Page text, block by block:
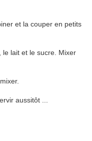
et la couper en petits
le lait et le sucre. Mixer
aussitôt ...